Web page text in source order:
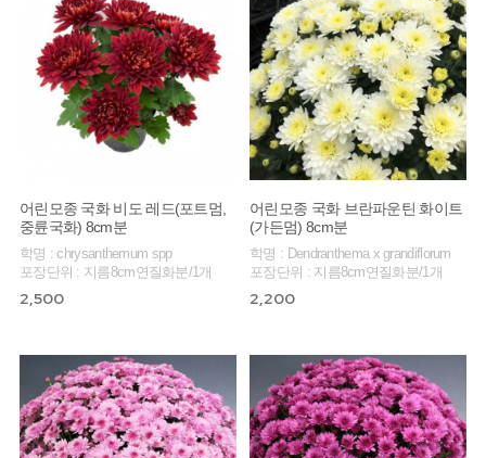
어린모종 국화 비도 레드(포트멈,
중륜국화) 8cm분
학명 : chrysanthemum spp
포장단위 : 지름8cm연질화분/1개
2,500
어린모종 국화 브란파운틴 화이트
(가든멈) 8cm분
학명 : Dendranthema x grandiflorum
포장단위 : 지름8cm연질화분/1개
2,200